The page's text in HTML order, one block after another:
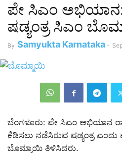
ಪೇ ಸಿಎಂ
ಷಡ್ಯಂತ್ರ ಸಿಎಂ
By Samyukta Karnataka -
ಬೆಂಗಳೂರು: ಪೇ ಸಿಎಂ ಅಭಿಯಾನ
ಕೆಡಿಸಲು ನಡೆಸಿರುವ ಷಡ್ಯಂತ್ರ
ಬೊಮ್ಮಾಯಿ ತಿಳಿಸಿದರು.